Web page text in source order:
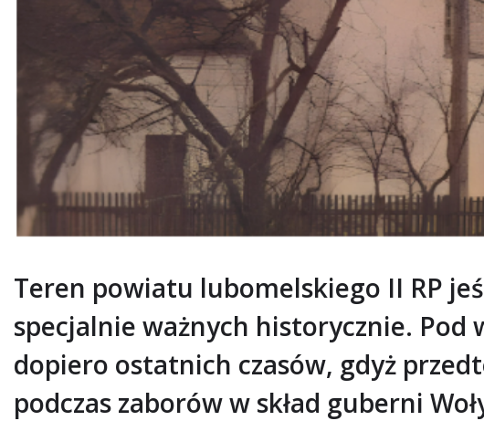
Teren powiatu lubomelskiego II RP
specjalnie ważnych historycznie.
dopiero ostatnich czasów, gdyż
podczas zaborów w skład guberni